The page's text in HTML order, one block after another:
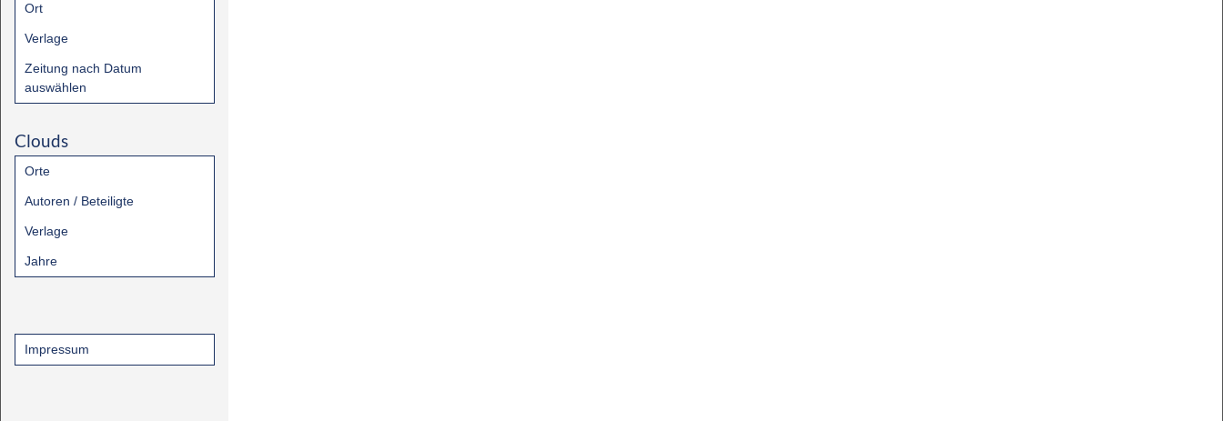
Ort
Verlage
Zeitung nach Datum
auswählen
Clouds
Orte
Autoren / Beteiligte
Verlage
Jahre
Impressum